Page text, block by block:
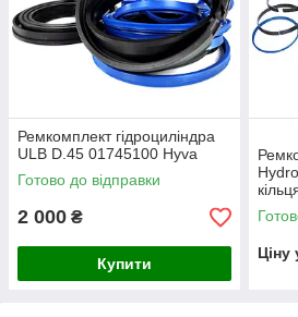
Ремкомплект гідроциліндра
ULB D.45 01745100 Hyva
Готово до відправки
2 000 ₴
Купити
Ціну